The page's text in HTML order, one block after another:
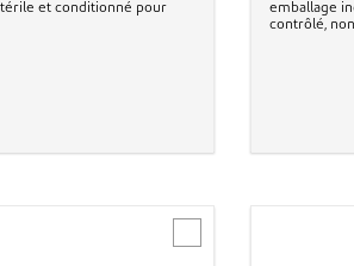
et conditionné pour
emballage
contrôlé, non